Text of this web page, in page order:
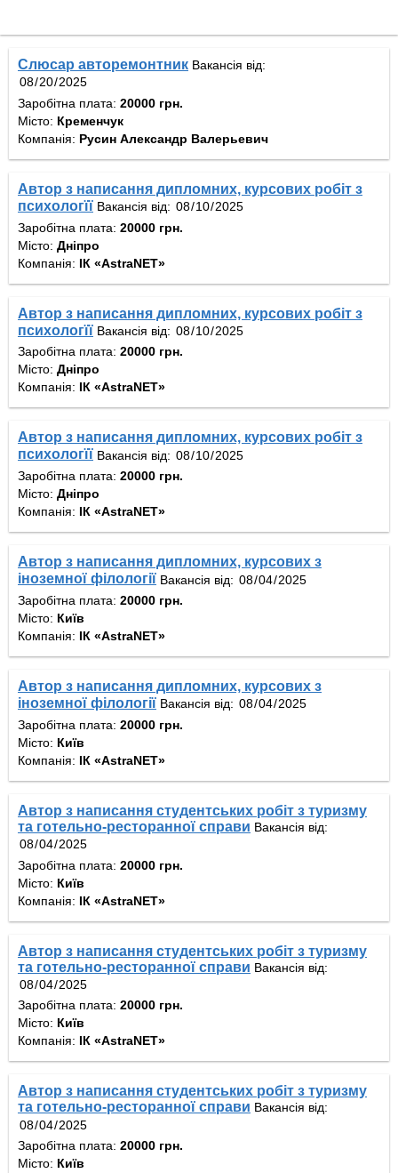
Слюсар авторемонтник Вакансія від:
Заробітна плата: 20000 грн.
Місто: Кременчук
Компанія: Русин Александр Валерьевич
Автор з написання дипломних, курсових робіт з
психологїї Вакансія від:
Заробітна плата: 20000 грн.
Місто: Дніпро
Компанія: ІК «AstraNET»
Автор з написання дипломних, курсових робіт з
психологїї Вакансія від:
Заробітна плата: 20000 грн.
Місто: Дніпро
Компанія: ІК «AstraNET»
Автор з написання дипломних, курсових робіт з
психологїї Вакансія від:
Заробітна плата: 20000 грн.
Місто: Дніпро
Компанія: ІК «AstraNET»
Автор з написання дипломних, курсових з
іноземної філології Вакансія від:
Заробітна плата: 20000 грн.
Місто: Київ
Компанія: ІК «AstraNET»
Автор з написання дипломних, курсових з
іноземної філології Вакансія від:
Заробітна плата: 20000 грн.
Місто: Київ
Компанія: ІК «AstraNET»
Автор з написання студентських робіт з туризму
та готельно-ресторанної справи Вакансія від:
Заробітна плата: 20000 грн.
Місто: Київ
Компанія: ІК «AstraNET»
Автор з написання студентських робіт з туризму
та готельно-ресторанної справи Вакансія від:
Заробітна плата: 20000 грн.
Місто: Київ
Компанія: ІК «AstraNET»
Автор з написання студентських робіт з туризму
та готельно-ресторанної справи Вакансія від:
Заробітна плата: 20000 грн.
Місто: Київ